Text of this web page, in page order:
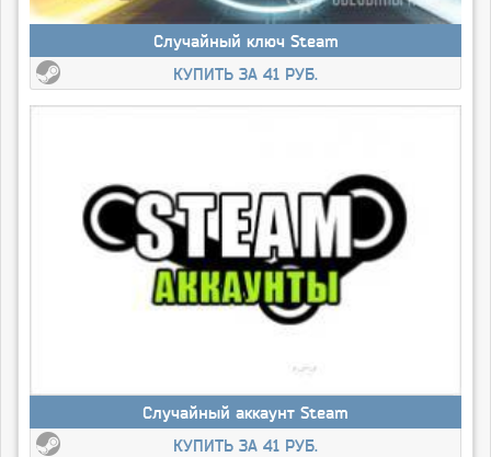
Случайный ключ Steam
КУПИТЬ ЗА 41 РУБ.
Случайный аккаунт Steam
КУПИТЬ ЗА 41 РУБ.